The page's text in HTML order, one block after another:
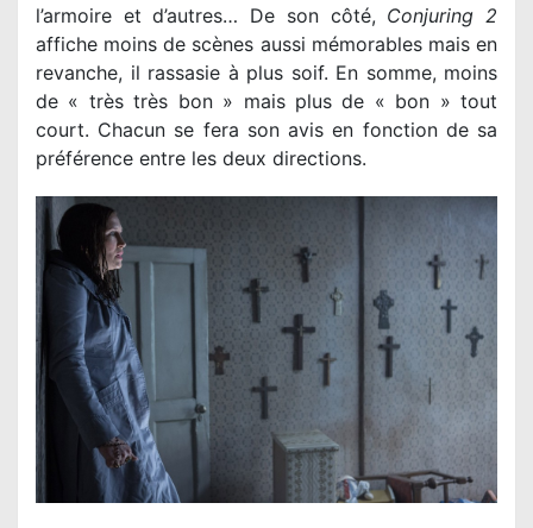
l’armoire et d’autres… De son côté, Conjuring 2
affiche moins de scènes aussi mémorables mais en
revanche, il rassasie à plus soif. En somme, moins
de « très très bon » mais plus de « bon » tout
court. Chacun se fera son avis en fonction de sa
préférence entre les deux directions.